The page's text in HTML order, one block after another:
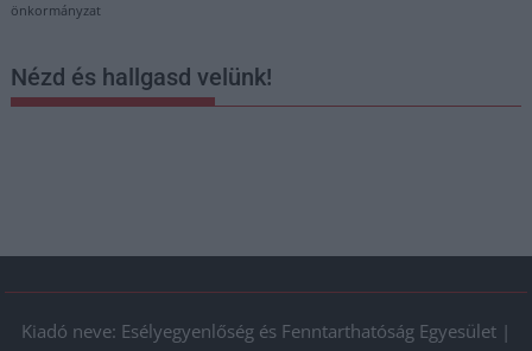
önkormányzat
Nézd és hallgasd velünk!
Kiadó neve: Esélyegyenlőség és Fenntarthatóság Egyesület |